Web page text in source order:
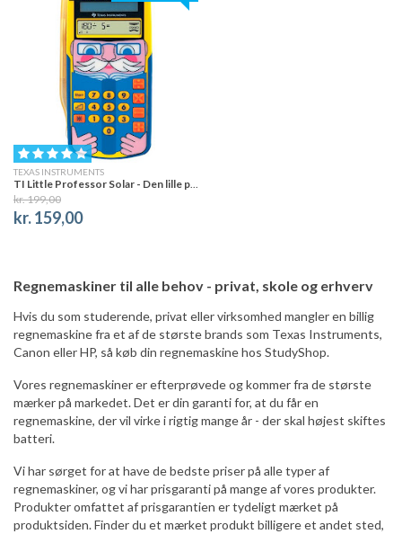
TEXAS INSTRUMENTS
TI Little Professor Solar - Den lille professor
kr. 199,00
kr. 159,00
Regnemaskiner til alle behov - privat, skole og erhverv
Hvis du som studerende, privat eller virksomhed mangler en billig
regnemaskine fra et af de største brands som Texas Instruments,
Canon eller HP, så køb din regnemaskine hos StudyShop.
Vores regnemaskiner er efterprøvede og kommer fra de største
mærker på markedet. Det er din garanti for, at du får en
regnemaskine, der vil virke i rigtig mange år - der skal højest skiftes
batteri.
Vi har sørget for at have de bedste priser på alle typer af
regnemaskiner, og vi har prisgaranti på mange af vores produkter.
Produkter omfattet af prisgarantien er tydeligt mærket på
produktsiden. Finder du et mærket produkt billigere et andet sted,